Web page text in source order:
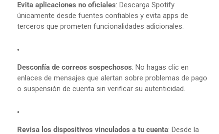
Evita aplicaciones no oficiales: Descarga Spotify
únicamente desde fuentes confiables y evita apps de
terceros que prometen funcionalidades adicionales.
Desconfía de correos sospechosos: No hagas clic en
enlaces de mensajes que alertan sobre problemas de pago
o suspensión de cuenta sin verificar su autenticidad.
Revisa los dispositivos vinculados a tu cuenta: Desde la